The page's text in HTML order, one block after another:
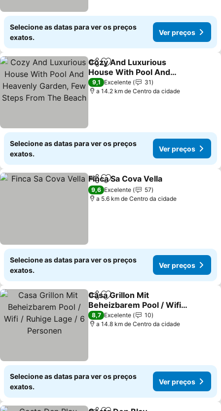
Selecione as datas para ver os preços
exatos.
Ver preços
PartilharAdicionar aos favoritos
Cozy And Luxurious
House With Pool And
Heavenly Garden, Few
Steps From The Beach
Ver preços
9,1 Excelente
31
a 14.2 km de Centro da cidade
Selecione as datas para ver os preços
exatos.
Ver preços
PartilharAdicionar aos favoritos
Finca Sa Cova Vella
9,6 Excelente
57
a 5.6 km de Centro da cidade
Selecione as datas para ver os preços
exatos.
Ver preços
PartilharAdicionar aos favoritos
Casa Grillon Mit
Beheizbarem Pool / Wifi /
Ruhige Lage / 6 Personen
Ver preços
8,7 Excelente
10
a 14.8 km de Centro da cidade
Selecione as datas para ver os preços
exatos.
Ver preços